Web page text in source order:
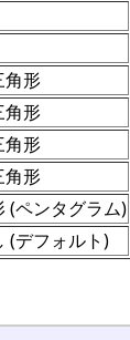
角形
角形
角形
角形
(ペンタグラム)
(デフォルト)